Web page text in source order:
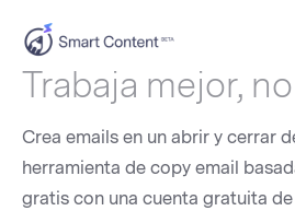
Trabaja mejor,
Crea emails en un abrir y cerrar
herramienta de copy email
gratis con una cuenta gratuita